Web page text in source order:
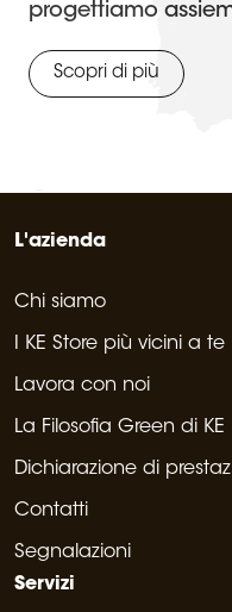
progettiamo
Scopri di più
L'azienda
Chi siamo
I KE Store più vicini a te
Lavora con noi
La Filosofia Green di KE
Dichiarazione di
Contatti
Segnalazioni
Servizi